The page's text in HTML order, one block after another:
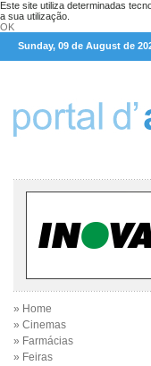
Este site utiliza determinadas
a sua utilização.
OK
Sunday, 09 de August de
» Home
» Cinemas
» Farmácias
» Feiras